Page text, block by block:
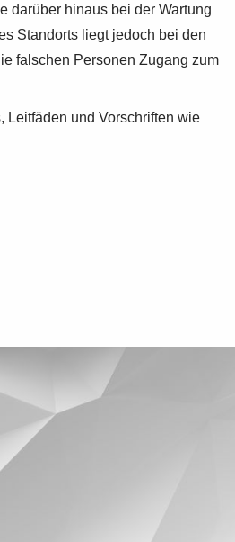
darüber hinaus bei der Wartung
Standorts liegt jedoch bei den
falschen Personen Zugang zum
Leitfäden und Vorschriften wie